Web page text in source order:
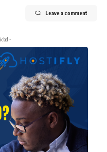
Leave a comment
-